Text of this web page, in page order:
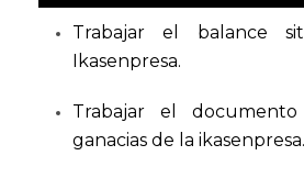
Trabajar el balance
Ikasenpresa.
Trabajar el
ganacias de la ikasenpresa.